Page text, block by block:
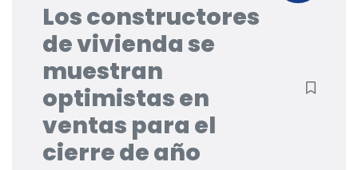
Los constructores
de vivienda se
muestran
optimistas en
ventas para el
cierre de año